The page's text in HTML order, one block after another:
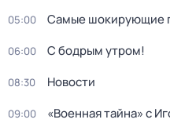
05:00 Самые шoкиpующие
06:00 С бодрым утром!
08:30 Новости
09:00 «Военная тайна» с